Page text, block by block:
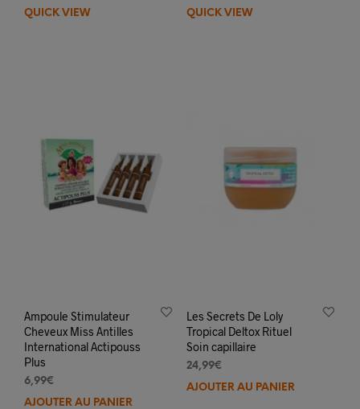
QUICK VIEW QUICK VIEW
Ampoule Stimulateur
Cheveux Miss Antilles
International Actipouss
Plus
6,99€
AJOUTER AU PANIER
Les Secrets De Loly
Tropical Deltox Rituel
Soin capillaire
24,99€
AJOUTER AU PANIER